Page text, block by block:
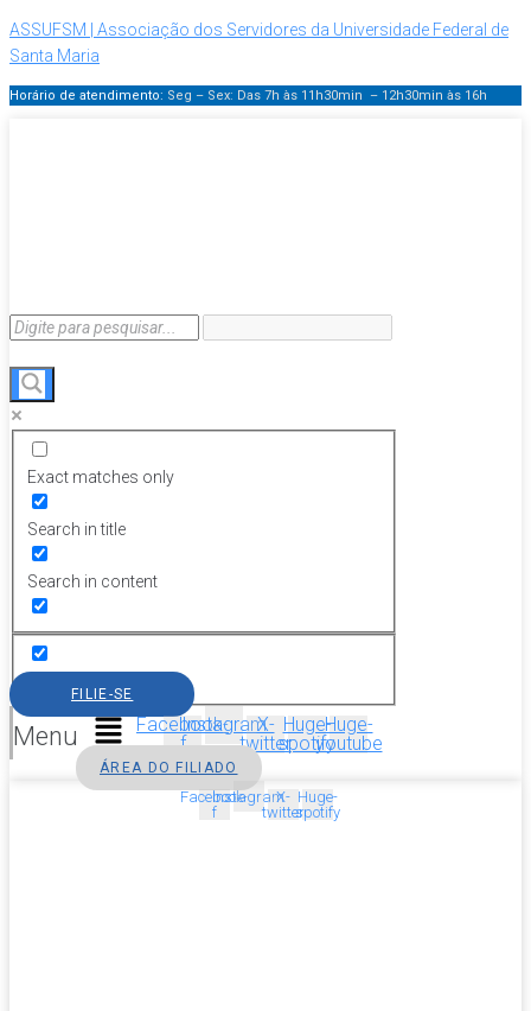
ASSUFSM | Associação dos Servidores da Universidade Federal de
Santa Maria
Horário de atendimento: Seg – Sex: Das 7h às 11h30min – 12h30min às 16h
Exact matches only
Search in title
Search in content
Menu
FILIE-SE
Facebook-
f
InstagramX-
twitter
Huge-
spotify
Huge-
youtube
ÁREA DO FILIADO
Facebook-
f
InstagramX-
twitter
Huge-
spotify